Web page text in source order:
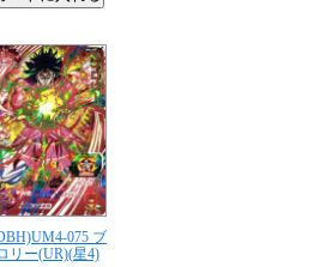
075 ブ
リー(UR)(星4)